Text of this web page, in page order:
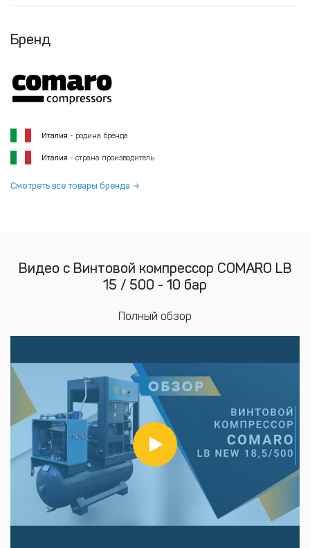
Бренд
Италия - родина бренда
Италия - страна производитель
Смотреть все товары бренда
Видео с Винтовой компрессор COMARO LB
15 / 500 - 10 бар
Полный обзор